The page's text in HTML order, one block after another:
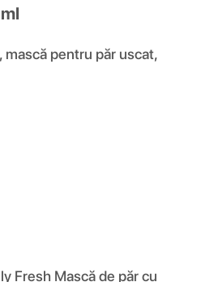
Fresh Mască de păr cu